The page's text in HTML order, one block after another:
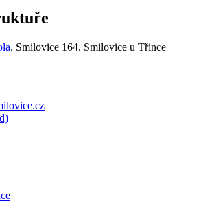
, Smilovice 164, Smilovice u Třince